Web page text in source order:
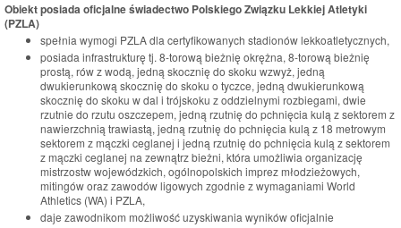
Obiekt posiada oficjalne świadectwo Polskiego Związku Lekkiej Atletyki
(PZLA)
spełnia wymogi PZLA dla certyfikowanych stadionów lekkoatletycznych,
posiada infrastrukturę tj. 8-torową bieżnię okrężna, 8-torową bieżnię
prostą, rów z wodą, jedną skocznię do skoku wzwyż, jedną
dwukierunkową skocznię do skoku o tyczce, jedną dwukierunkową
skocznię do skoku w dal i trójskoku z oddzielnymi rozbiegami, dwie
rzutnie do rzutu oszczepem, jedną rzutnię do pchnięcia kulą z sektorem z
nawierzchnią trawiastą, jedną rzutnię do pchnięcia kulą z 18 metrowym
sektorem z mączki ceglanej i jedną rzutnię do pchnięcia kulą z sektorem
z mączki ceglanej na zewnątrz bieżni, która umożliwia organizację
mistrzostw wojewódzkich, ogólnopolskich imprez młodzieżowych,
mitingów oraz zawodów ligowych zgodnie z wymaganiami World
Athletics (WA) i PZLA,
daje zawodnikom możliwość uzyskiwania wyników oficjalnie